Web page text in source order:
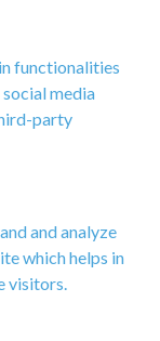
functionalities
media
party
and analyze
which helps in
visitors.